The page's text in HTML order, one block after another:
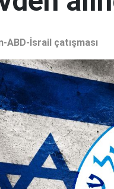
ABD-İsrail çatışması